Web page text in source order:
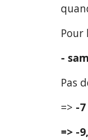
Pour
-
Pas
=> -
=> -